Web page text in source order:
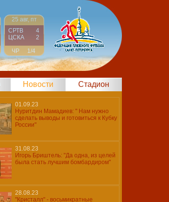
25 авг, пт
СРТВ
4
ЦСКА
2
ЧР
1/4
Новости Стадион
01.09.23
Нуритдин Мамадиев: " Нам нужно
сделать выводы и готовиться к Кубку
России"
31.08.23
Игорь Бриштель: "Да одна, из целей
была стать лучшим бомбардиром"
28.08.23
"Кристалл" - восьмикратные